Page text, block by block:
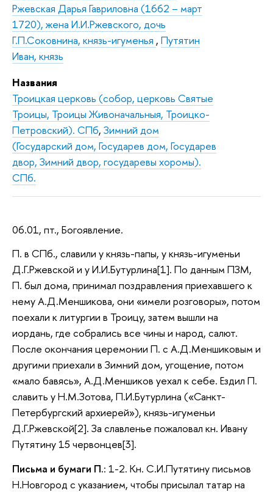
Ржевская Дарья Гавриловна (1662 – март
1720), жена И.И.Ржевского, дочь
Г.П.Соковнина, князь-игуменья , Путятин
Иван, князь
Названия
Троицкая церковь (собор, церковь Святые
Троицы, Троицы Живоначальныя, Троицко-
Петровский). СПб, Зимний дом
(Государский дом, Государев дом, Государев
двор, Зимний двор, государевы хоромы).
СПб.
06.01, пт., Богоявление.
П. в СПб., славили у князь-папы, у князь-игуменьи
Д.Г.Ржевской и у И.И.Бутурлина[1]. По данным ПЗМ,
П. был дома, принимал поздравления приехавшего к
нему А.Д.Меншикова, они «имели розговоры», потом
поехали к литургии в Троицу, затем вышли на
иордань, где собрались все чины и народ, салют.
После окончания церемонии П. с А.Д.Меншиковым и
другими приехали в Зимний дом, угощение, потом
«мало бавясь», А.Д.Меншиков уехал к себе. Ездил П.
славить у Н.М.Зотова, П.И.Бутурлина («Санкт-
Петербургский архиерей»), князь-игуменьи
Д.Г.Ржевской[2]. За славленье пожаловал кн. Ивану
Путятину 15 червонцев[3].
Письма и бумаги П.: 1-2. Кн. С.И.Путятину письмов
Н.Новгород с указанием, чтобы присылал татар на